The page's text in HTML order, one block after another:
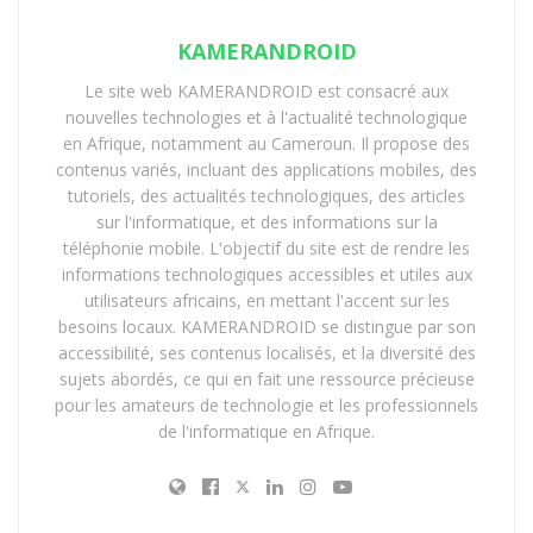
Du simple transfert à
l’économie numérique du
quotidien
L’évolution la plus significative se joue ailleurs. En 2025,
les paiements marchands ont atteint22,3 milliards
, en hausse de plus de 23%.
Ce chiffre marque un tournant.
Le mobile money ne se limite plus à envoyer de l’argent.
Il s’inscrit désormais dans tous les usages du quotidien :
paiement de factures, achats en ligne, services
numériques, encaissements commerciaux.
Progressivement, MoMo s’impose comme une
interface financière universelle
KAMERANDROID
Le site web KAMERANDROID est consacré aux
nouvelles technologies et à l'actualité technologique
en Afrique, notamment au Cameroun. Il propose des
contenus variés, incluant des applications mobiles, des
tutoriels, des actualités technologiques, des articles
sur l'informatique, et des informations sur la
téléphonie mobile. L'objectif du site est de rendre les
informations technologiques accessibles et utiles aux
utilisateurs africains, en mettant l'accent sur les
besoins locaux. KAMERANDROID se distingue par son
accessibilité, ses contenus localisés, et la diversité des
sujets abordés, ce qui en fait une ressource précieuse
pour les amateurs de technologie et les professionnels
de l'informatique en Afrique.